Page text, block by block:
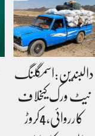
دالبندین:اسمگلنگ
نیٹ ورک کیخلاف
کارروائی،4کروڑ